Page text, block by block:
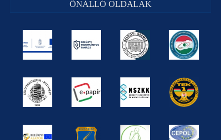
ÖNÁLLÓ OLDALAK